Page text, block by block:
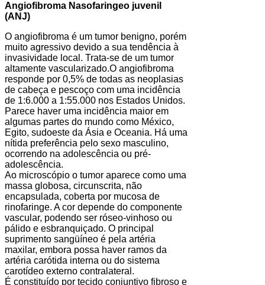
Angiofibroma Nasofaringeo juvenil
(ANJ)
O angiofibroma é um tumor benigno, porém
muito agressivo devido a sua tendência à
invasividade local. Trata-se de um tumor
altamente vascularizado.O angiofibroma
responde por 0,5% de todas as neoplasias
de cabeça e pescoço com uma incidência
de 1:6.000 a 1:55.000 nos Estados Unidos.
Parece haver uma incidência maior em
algumas partes do mundo como México,
Egito, sudoeste da Ásia e Oceania. Há uma
nítida preferência pelo sexo masculino,
ocorrendo na adolescência ou pré-
adolescência.
Ao microscópio o tumor aparece como uma
massa globosa, circunscrita, não
encapsulada, coberta por mucosa de
rinofaringe. A cor depende do componente
vascular, podendo ser róseo-vinhoso ou
pálido e esbranquiçado. O principal
suprimento sangüíneo é pela artéria
maxilar, embora possa haver ramos da
artéria carótida interna ou do sistema
carotídeo externo contralateral.
É constituído por tecido conjuntivo fibroso e